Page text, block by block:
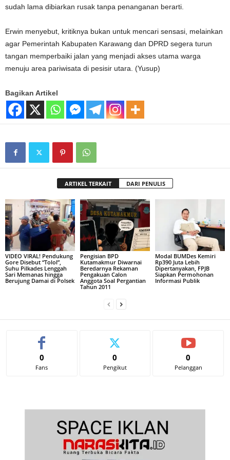
sudah lama dibiarkan rusak tanpa penanganan berarti.
Erwin menyebut, kritiknya bukan untuk mencari sensasi, melainkan
agar Pemerintah Kabupaten Karawang dan DPRD segera turun
tangan memperbaiki jalan yang menjadi akses utama warga
menuju area pariwisata di pesisir utara. (Yusup)
Bagikan Artikel
ARTIKEL TERKAIT DARI PENULIS
VIDEO VIRAL! Pendukung
Gore Disebut “Tolol”,
Suhu Pilkades Lenggah
Sari Memanas hingga
Berujung Damai di Polsek
Pengisian BPD
Kutamakmur Diwarnai
Beredarnya Rekaman
Pengakuan Calon
Anggota Soal Pergantian
Tahun 2011
Modal BUMDes Kemiri
Rp390 Juta Lebih
Dipertanyakan, FPJB
Siapkan Permohonan
Informasi Publik
0
Fans
0
Pengikut
0
Pelanggan